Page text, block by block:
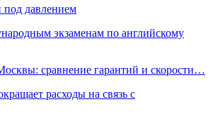
давлением
экзаменам по английскому
сравнение гарантий и скорости…
расходы на связь с